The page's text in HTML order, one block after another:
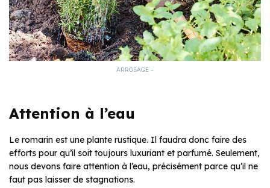
ARROSAGE –
Attention à l’eau
Le romarin est une plante rustique. Il faudra donc faire des
efforts pour qu’il soit toujours luxuriant et parfumé. Seulement,
nous devons faire attention à l’eau, précisément parce qu’il ne
faut pas laisser de stagnations.